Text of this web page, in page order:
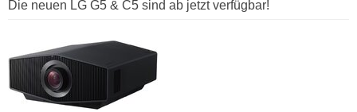
Die neuen LG G5 & C5 sind ab jetzt verfügbar!